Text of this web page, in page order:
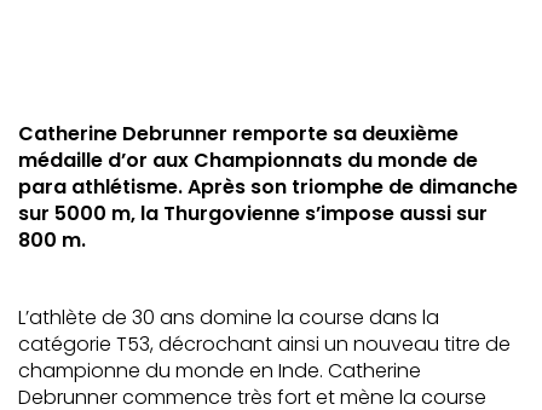
Catherine Debrunner remporte sa deuxième
médaille d’or aux Championnats du monde de
para athlétisme. Après son triomphe de dimanche
sur 5000 m, la Thurgovienne s’impose aussi sur
800 m.
L’athlète de 30 ans domine la course dans la
catégorie T53, décrochant ainsi un nouveau titre de
championne du monde en Inde. Catherine
Debrunner commence très fort et mène la course